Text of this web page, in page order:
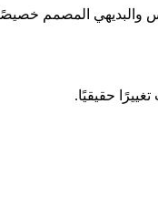
المصمم خصيصًا
حقيقيًا.